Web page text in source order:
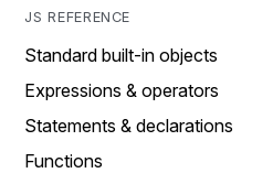
JS REFERENCE
Standard built-in objects
Expressions & operators
Statements & declarations
Functions